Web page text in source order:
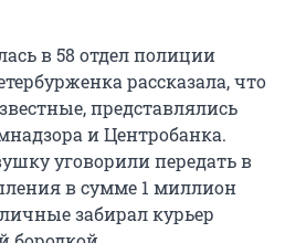
в 58 отдел полиции
рассказала, что
представлялись
и Центробанка.
уговорили передать в
в сумме 1 миллион
забирал курьер